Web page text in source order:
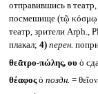
отправившись в
посмешище (τῷ κόσμῳ
театр, зрители Arph.,
плакал; 4) перен.
θεᾱτρο-πώλης, ουὁ
θέαφοςὁ поздн. =